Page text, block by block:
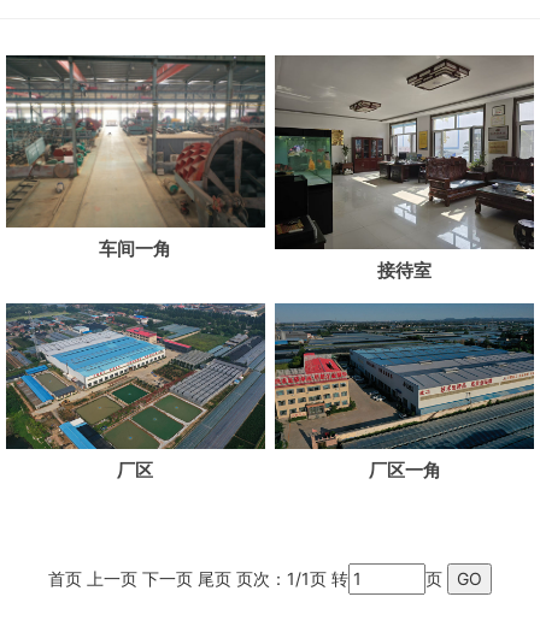
车间一角
接待室
厂区 厂区一角
首页 上一页 下一页 尾页 页次：1/1页 转 页